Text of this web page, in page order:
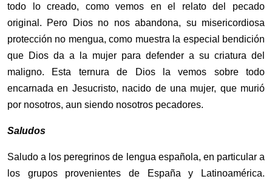
todo lo creado, como vemos en el relato del pecado
original. Pero Dios no nos abandona, su misericordiosa
protección no mengua, como muestra la especial bendición
que Dios da a la mujer para defender a su criatura del
maligno. Esta ternura de Dios la vemos sobre todo
encarnada en Jesucristo, nacido de una mujer, que murió
por nosotros, aun siendo nosotros pecadores.
Saludos
Saludo a los peregrinos de lengua española, en particular a
los grupos provenientes de España y Latinoamérica.